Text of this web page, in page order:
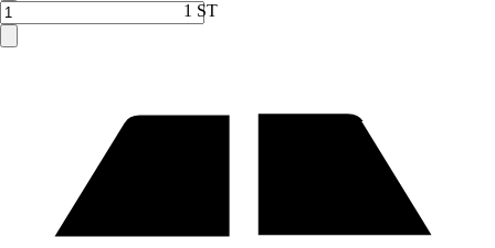
1 ST